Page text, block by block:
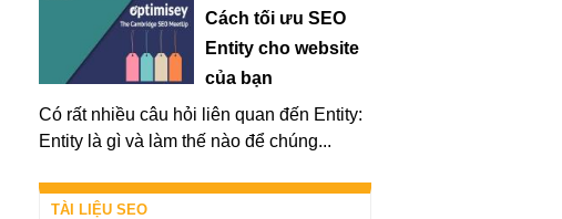
Cách tối ưu SEO
Entity cho website
của bạn
Có rất nhiều câu hỏi liên quan đến Entity:
Entity là gì và làm thế nào để chúng...
TÀI LIỆU SEO